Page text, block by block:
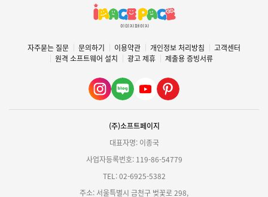
자주묻는 질문 문의하기 이용약관 개인정보 처리방침
고객센터
원격 소프트웨어 설치
광고 제휴 제출용 증빙서류
(주)소프트페이지
대표자명: 이종국
사업자등록번호: 119-86-54779
TEL: 02-6925-5382
주소: 서울특별시 금천구 벚꽃로 298,